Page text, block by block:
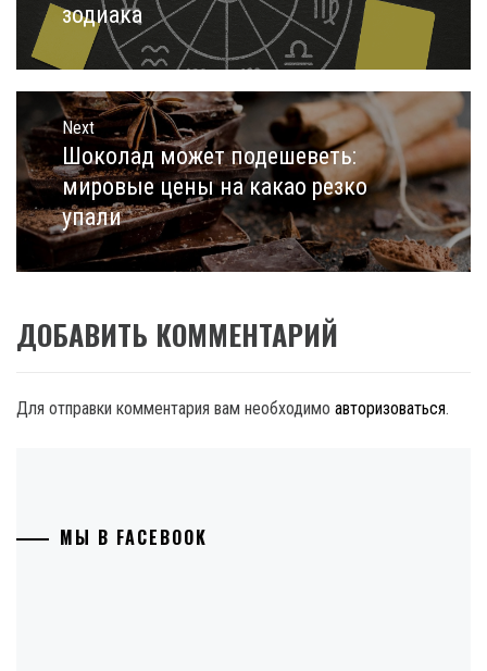
зодиака
Next
Next
post:
Шоколад может подешеветь:
мировые цены на какао резко
упали
ДОБАВИТЬ КОММЕНТАРИЙ
Для отправки комментария вам необходимо авторизоваться.
МЫ В FACEBOOK